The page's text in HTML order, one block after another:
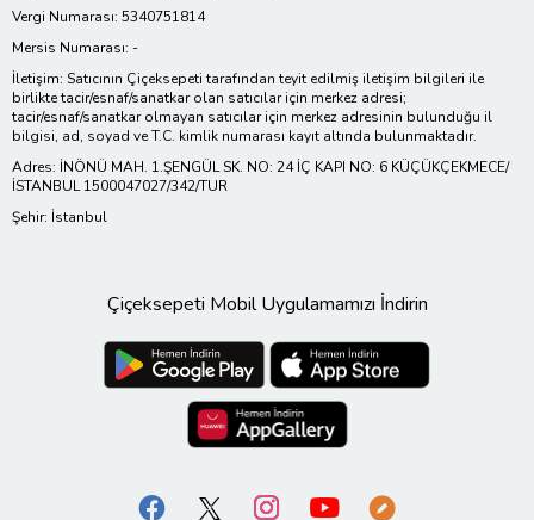
Vergi Numarası: 5340751814
Mersis Numarası: -
İletişim: Satıcının Çiçeksepeti tarafından teyit edilmiş iletişim bilgileri ile
birlikte tacir/esnaf/sanatkar olan satıcılar için merkez adresi;
tacir/esnaf/sanatkar olmayan satıcılar için merkez adresinin bulunduğu il
bilgisi, ad, soyad ve T.C. kimlik numarası kayıt altında bulunmaktadır.
Adres: İNÖNÜ MAH. 1.ŞENGÜL SK. NO: 24 İÇ KAPI NO: 6 KÜÇÜKÇEKMECE/
İSTANBUL 1500047027/342/TUR
Şehir: İstanbul
Çiçeksepeti Mobil Uygulamamızı İndirin